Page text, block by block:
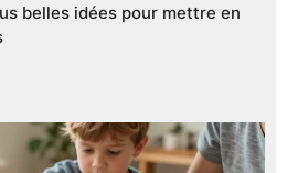
belles idées pour mettre en